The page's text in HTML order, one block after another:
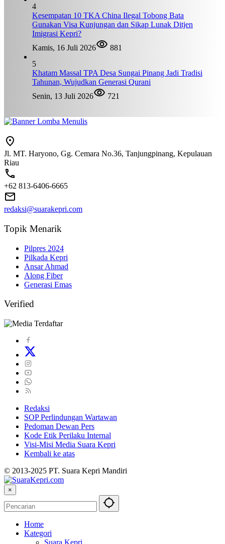
4
Kesempatan 10 TKA China Ilegal Tobong Bata
Gunakan Visa Kunjungan dan Sikap Lunak Ditjen
Imigrasi Kepri?
Kamis, 16 Juli 2026
881
5
Khatam Massal TPA Desa Sungai Pinang Jadi Tradisi
Tahunan, Wujudkan Generasi Qurani
Senin, 13 Juli 2026
721
Jl. MT. Haryono, Gg. Cemara No.36, Tanjungpinang, Kepulauan
Riau
+62 813-6406-6665
redaksi@suarakepri.com
Topik Menarik
Pilpres 2024
Pilkada Kepri
Ansar Ahmad
Along Fiber
Generasi Emas
Verified
Redaksi
SOP Perlindungan Wartawan
Pedoman Dewan Pers
Kode Etik Perilaku Internal
Visi-Misi Media Suara Kepri
Kembali ke atas
© 2013-2025 PT. Suara Kepri Mandiri
×
Home
Kategori
Suara Kepri